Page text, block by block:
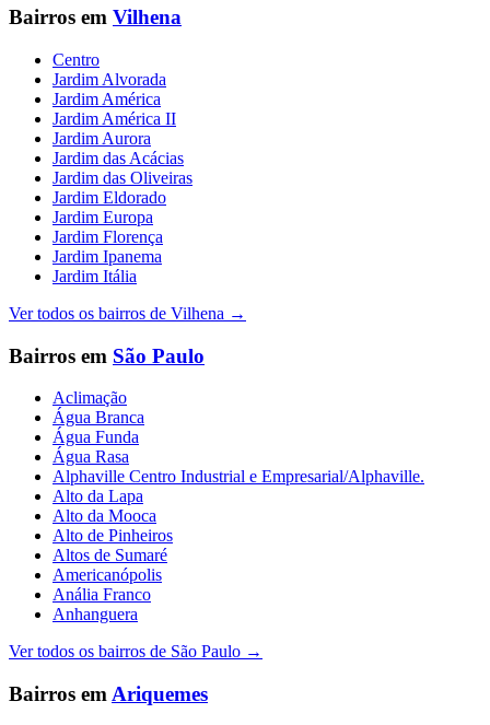
Bairros em Vilhena
Centro
Jardim Alvorada
Jardim América
Jardim América II
Jardim Aurora
Jardim das Acácias
Jardim das Oliveiras
Jardim Eldorado
Jardim Europa
Jardim Florença
Jardim Ipanema
Jardim Itália
Ver todos os bairros de Vilhena →
Bairros em São Paulo
Aclimação
Água Branca
Água Funda
Água Rasa
Alphaville Centro Industrial e Empresarial/Alphaville.
Alto da Lapa
Alto da Mooca
Alto de Pinheiros
Altos de Sumaré
Americanópolis
Anália Franco
Anhanguera
Ver todos os bairros de São Paulo →
Bairros em Ariquemes